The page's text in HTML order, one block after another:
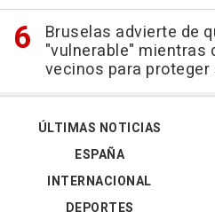
Bruselas advierte de
"vulnerable" mientras
vecinos para
ÚLTIMAS NOTICIAS
ESPAÑA
INTERNACIONAL
DEPORTES